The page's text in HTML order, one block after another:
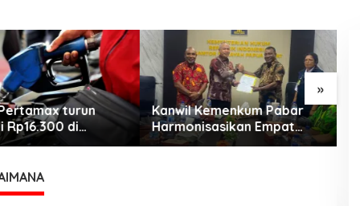
»
turun
Rp16.300 di
Papua Maluku
Kanwil Kemenkum Pabar
Harmonisasikan Empat
Ranperda Kabupaten Teluk
KEMARAU, ANTARA SUNNATULLAH